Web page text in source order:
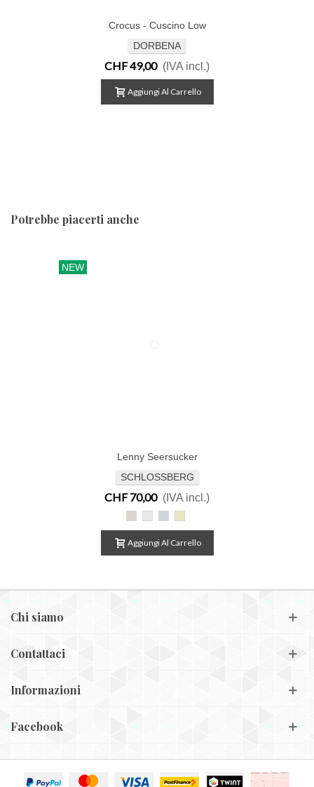
Crocus - Cuscino Low
DORBENA
CHF 49,00 (IVA incl.)
Aggiungi Al Carrello
Potrebbe piacerti anche
NEW
Lenny Seersucker
SCHLOSSBERG
CHF 70,00 (IVA incl.)
Aggiungi Al Carrello
Chi siamo
Contattaci
Informazioni
Facebook